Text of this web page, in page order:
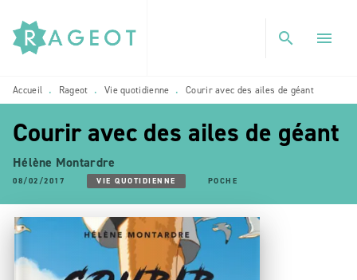
MENU RECHERCHE
PIED DE PAGE
search menu
Accueil • Rageot • Vie quotidienne • Courir avec des ailes de géant
Courir avec des ailes de géant
Hélène Montardre
08/02/2017 VIE QUOTIDIENNE POCHE